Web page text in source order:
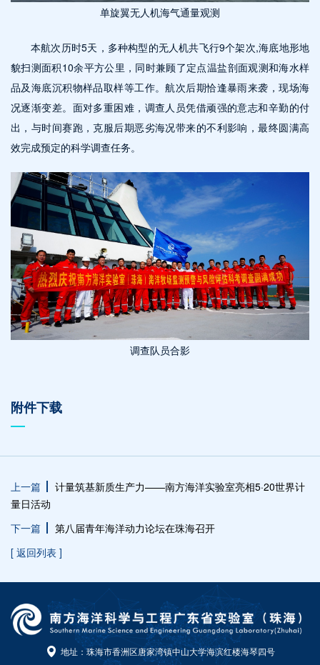
单旋翼无人机海气通量观测
本航次历时5天，多种构型的无人机共飞行9个架次,海底地形地
貌扫测面积10余平方公里，同时兼顾了定点温盐剖面观测和海水样
品及海底沉积物样品取样等工作。航次后期恰逢暴雨来袭，现场海
况逐渐变差。面对多重困难，调查人员凭借顽强的意志和辛勤的付
出，与时间赛跑，克服后期恶劣海况带来的不利影响，最终圆满高
效完成预定的科学调查任务。
调查队员合影
附件下载
上一篇
计量筑基新质生产力——南方海洋实验室亮相5·20世界计
量日活动
下一篇
第八届青年海洋动力论坛在珠海召开
[ 返回列表 ]
地址：珠海市香洲区唐家湾镇中山大学海滨红楼海琴四号